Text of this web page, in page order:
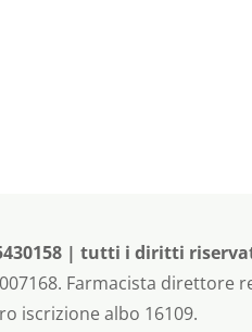
| tutti i diritti
Farmacista direttore
iscrizione albo 16109.